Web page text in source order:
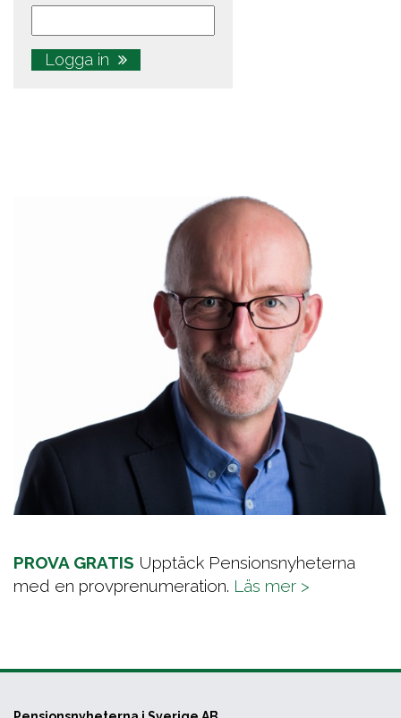
Logga in
PROVA GRATIS Upptäck Pensionsnyheterna
med en provprenumeration. Läs mer >